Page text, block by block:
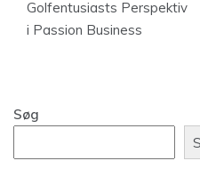
Golfentusiasts Perspektiv
i Passion Business
Søg